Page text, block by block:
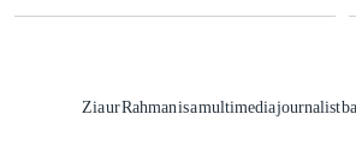
Zia ur Rahman is a multimedia journalist